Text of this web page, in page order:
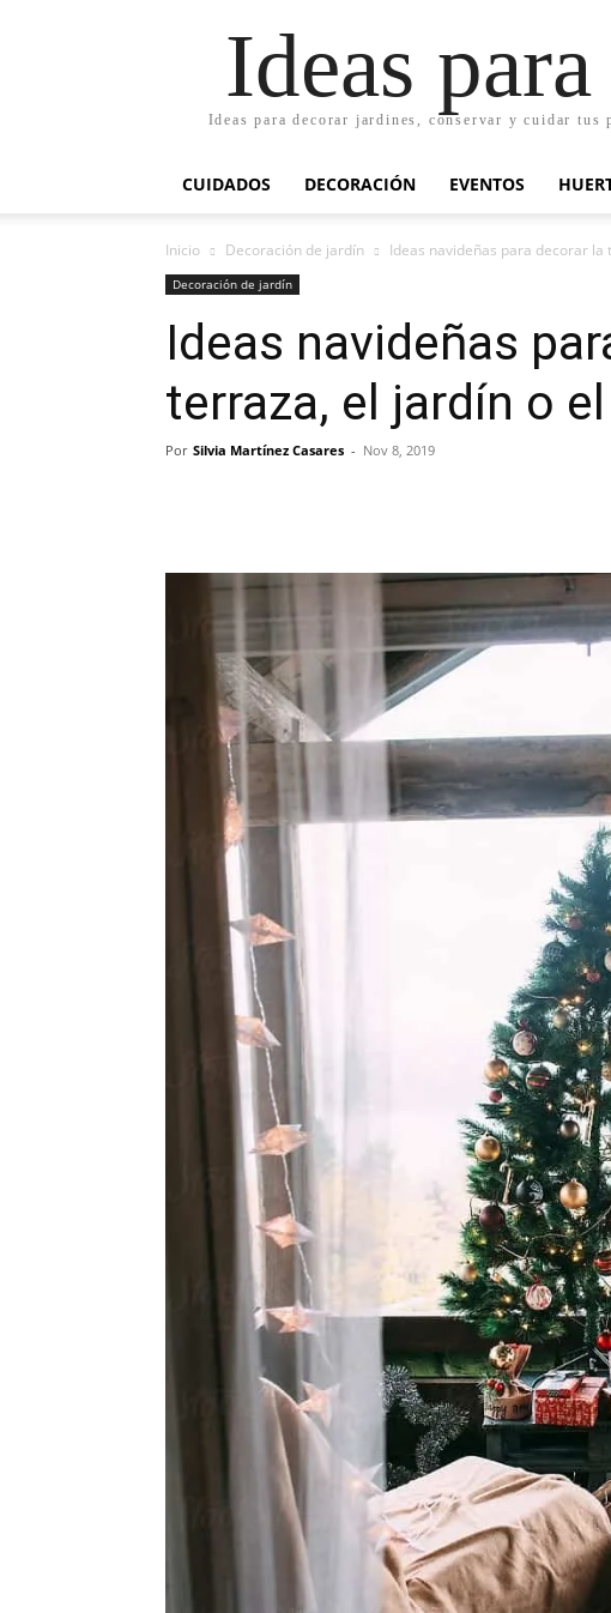
Ideas
Ideas para decorar jardines, conservar y cuidar
CUIDADOS DECORACIÓN EVENTOS
Inicio Decoración de jardín Ideas navideñas para decorar
Decoración de jardín
Ideas navideñas
terraza, el jardín o
Por Silvia Martínez Casares - Nov 8, 2019